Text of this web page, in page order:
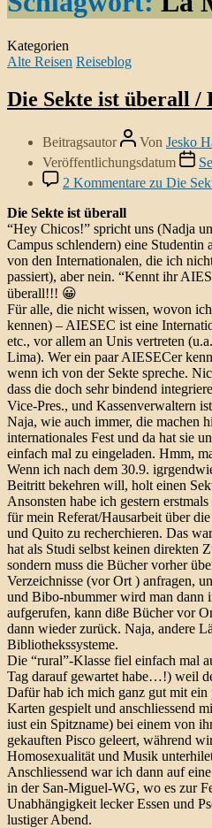
Kategorien
Alte Reisen Reiseblog
Die Sekte ist überall /
Beitragsautor Von Jesko
Veröffentlichungsdatum
2 Kommentare zu Die
Die Sekte ist überall
“Hey Chicos!” spricht uns (Nadja
Campus schlendern) eine Studentin
von den Internationalen, die ich
passiert), aber nein. “Kennt ihr
überall!!! 😀
Für alle, die nicht wissen, wovon
kennen) – AIESEC ist eine
etc., vor allem an Unis vertreten
Lima). Wer ein paar AIESECer
wenn ich von der Sekte spreche.
dass die doch sehr bindend
Vice-Pres., und Kassenverwaltern
Naja, wie auch immer, die machen
internationales Fest und da hat sie
einfach mal zu eingeladen. Hmm,
Wenn ich nach dem 30.9.
Beitritt bekehren will, holt einen
Ansonsten habe ich gestern
für mein Referat/Hausarbeit über
und Quito zu recherchieren. Das
hat als Studi selbst keinen direkten
sondern muss die Bücher vorher
Verzeichnisse (vor Ort ) anfragen,
und Bibo-nbummer wird man dann
aufgerufen, kann di8e Bücher vor
dann wieder zurück. Naja, andere
Bibliothekssysteme.
Die “rural”-Klasse fiel einfach mal
Tag darauf gewartet habe…!) weil
Dafür hab ich mich ganz gut mit
Karten gespielt und anschliessend
iust ein Spitzname) bei einem von
gekauften Pisco geleert, während
Homosexualität und Musik
Anschliessend war ich dann auf
in der San-Miguel-WG, wo es zur
Unabhängigkeit lecker Essen und
lustiger Abend.